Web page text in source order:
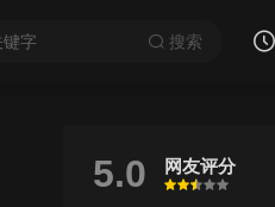
搜索
5.0 网友评分
很差
较差还行推荐力荐